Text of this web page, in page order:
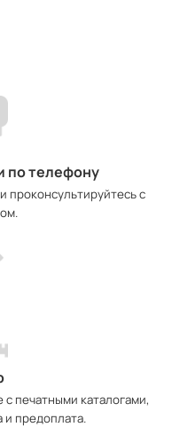
по телефону
проконсультируйтесь с
печатными каталогами,
и предоплата.